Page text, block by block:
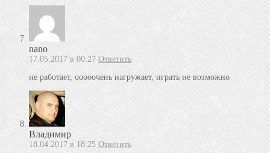
nano
17.05.2017 в 00:27 Ответить
не работает, ооооочень нагружает, играть не возможно
Владимир
18.04.2017 в 18:25 Ответить